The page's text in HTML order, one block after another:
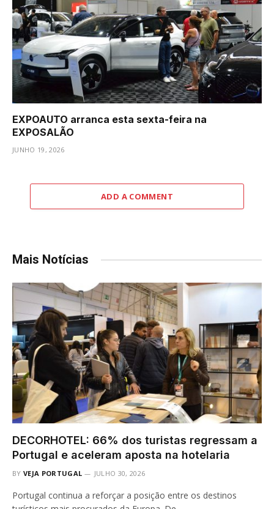
EXPOAUTO arranca esta sexta-feira na
EXPOSALÃO
JUNHO 19, 2026
ADD A COMMENT
Mais Notícias
DECORHOTEL: 66% dos turistas regressam a
Portugal e aceleram aposta na hotelaria
BY VEJA PORTUGAL JULHO 30, 2026
Portugal continua a reforçar a posição entre os destinos